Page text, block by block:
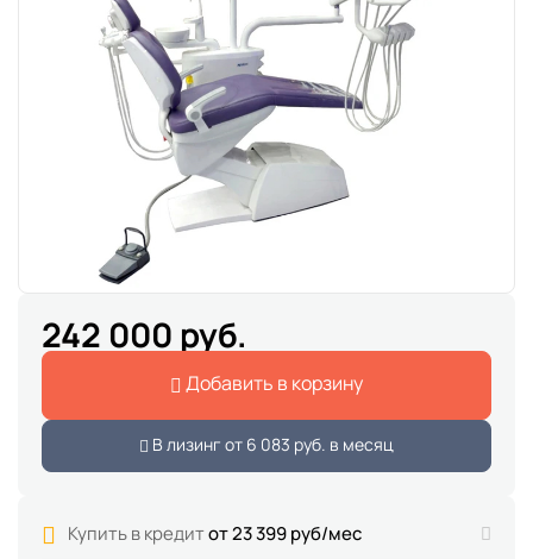
242 000 руб.
Добавить в корзину
В лизинг от 6 083 руб. в месяц
Купить в кредитот 23 399 руб/мес